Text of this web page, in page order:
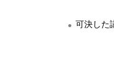
可決した